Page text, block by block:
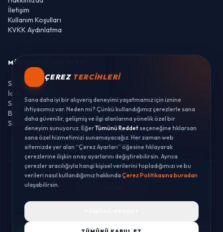
İletişim
Kullanım Koşulları
KVKK Aydınlatma
MÜŞTERI HIZMETLERI
Sipariş Takibi
İade ve Değişim
Sıkça Sorulan Sorular
Banka Hesaplarımız
Sipariş Takibi
© 2026 LUSTWAY. TÜM HAKLARI SAKLIDIR.
ÇEREZ TERCIHLERI
Sana daha iyi bir alışveriş deneyimi yaşatmamız için iznine
ihtiyacımız var. Neden mi? Çünkü kullandığımız çerezlerle sana
daha güvenilir, gelişmiş ve ilgi alanlarına yönelik özel bir
deneyim sunuyoruz. EğerTümünü Reddet seçeneğine tıklarsan
sana özel hizmetimizi sunamayacağız. Her zaman web
sitemizde yer alan “Çerez Ayarları” öğesine tıklayarak
çerezlerine ilişkin onay ayarlarını değiştirebilirsin. Ayrıca
çerezler aracılığıyla hangi kişisel verilerini topladığımızı ve bu
verileri nasıl kullandığımız hakkındaÇerez Politikasına buradan
ulaşabilirsin.